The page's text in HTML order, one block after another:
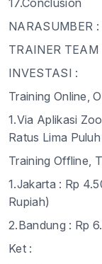
17.Conclusion
NARASUMBER :
TRAINER
INVESTASI :
Training Online,
1.Via Aplikasi
Ratus Lima
Training Offline,
1.Jakarta : Rp
Rupiah)
2.Bandung : Rp
Ket :